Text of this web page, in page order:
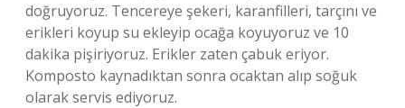
doğruyoruz. Tencereye şekeri, karanfilleri, tarçını ve
erikleri koyup su ekleyip ocağa koyuyoruz ve 10
dakika pişiriyoruz. Erikler zaten çabuk eriyor.
Komposto kaynadıktan sonra ocaktan alıp soğuk
olarak servis ediyoruz.